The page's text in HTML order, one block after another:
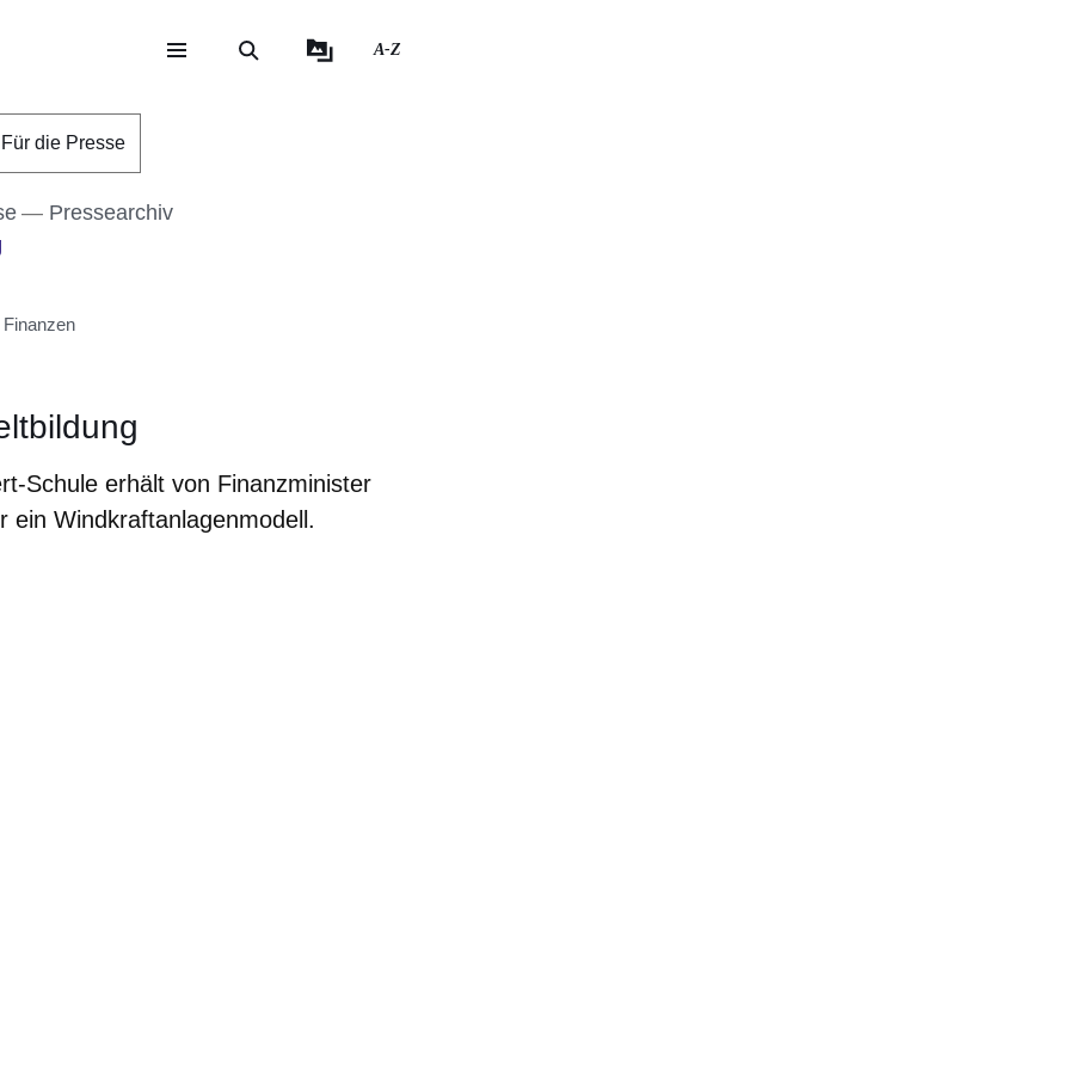
A-Z
Für die Presse
Pressearchiv
Schule erhält von Finanzminister
ein Windkraftanlagenmodell.